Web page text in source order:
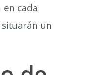
cada
un